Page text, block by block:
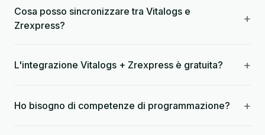
Cosa posso sincronizzare tra Vitalogs e
Zrexpress?
+
L'integrazione Vitalogs + Zrexpress è gratuita? +
Ho bisogno di competenze di programmazione? +